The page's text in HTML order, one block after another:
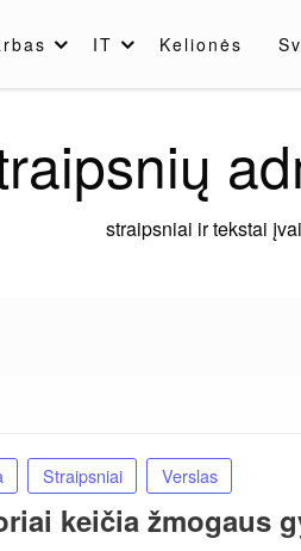
IT Kelionės
straipsniai ir tekstai
Straipsniai Verslas
keičia žmogaus